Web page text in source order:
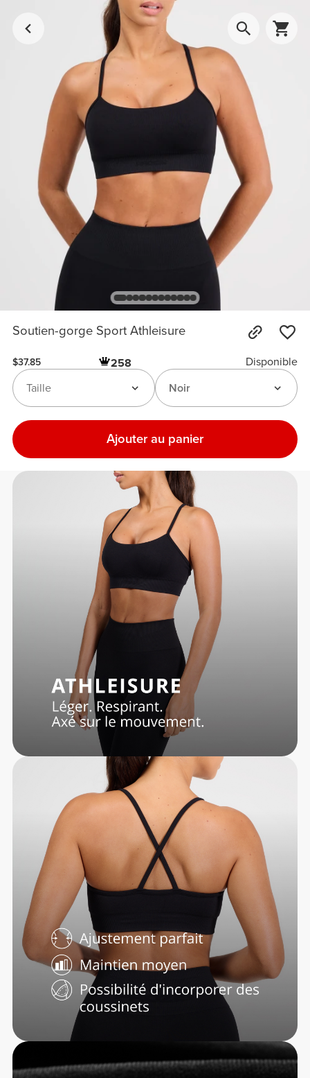
Soutien-gorge Sport Athleisure
$37.85 258
Disponible
Noir
Taille
Ajouter au panier